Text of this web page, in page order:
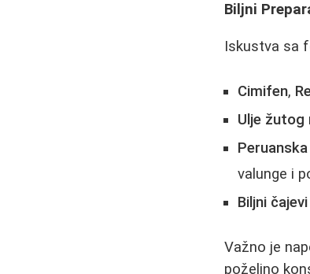
Biljni
Iskustva sa
Cimifen,
Ulje žutog
valunge i
Biljni čajevi
Važno je
poželjno